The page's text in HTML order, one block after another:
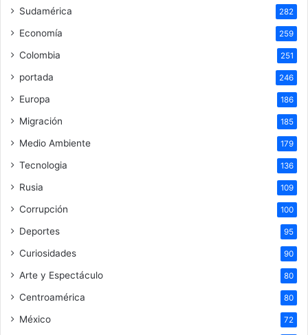
Sudamérica 282
Economía 259
Colombia 251
portada 246
Europa 186
Migración 185
Medio Ambiente 179
Tecnologia 136
Rusia 109
Corrupción 100
Deportes 95
Curiosidades 90
Arte y Espectáculo 80
Centroamérica 80
México 72